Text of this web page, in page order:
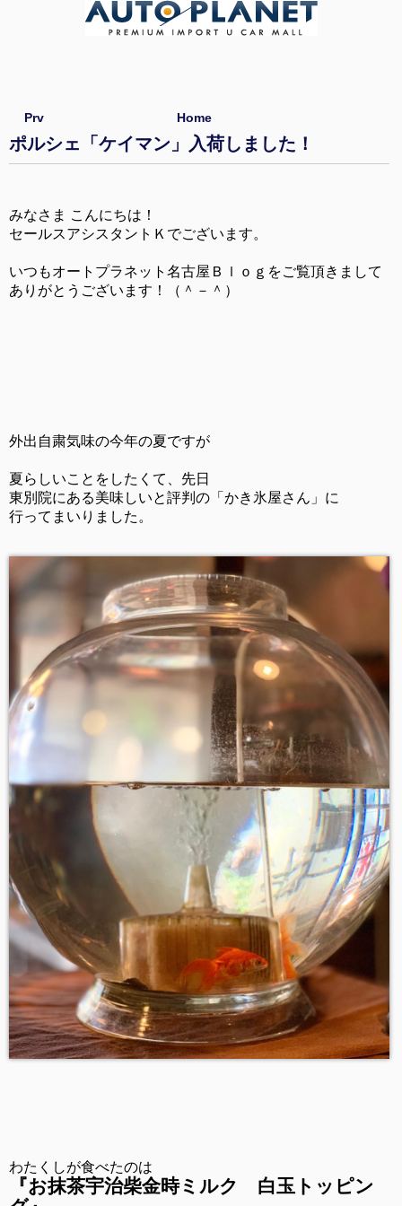
Prv Home
ポルシェ「ケイマン」入荷しました！
みなさま こんにちは！
セールスアシスタントＫでございます。
いつもオートプラネット名古屋Ｂｌｏｇをご覧頂きまして
ありがとうございます！（＾－＾）
外出自粛気味の今年の夏ですが
夏らしいことをしたくて、先日
東別院にある美味しいと評判の「かき氷屋さん」に
行ってまいりました。
わたくしが食べたのは
『お抹茶宇治柴金時ミルク 白玉トッピン